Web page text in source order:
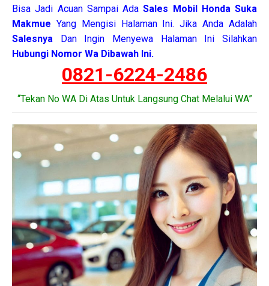
Bisa Jadi Acuan Sampai AdaSales Mobil Honda Suka
Makmue Yang Mengisi Halaman Ini. Jika Anda Adalah
Salesnya Dan Ingin Menyewa Halaman Ini Silahkan
Hubungi Nomor Wa Dibawah Ini.
0821-6224-2486
“Tekan No WA Di Atas Untuk Langsung Chat Melalui WA”